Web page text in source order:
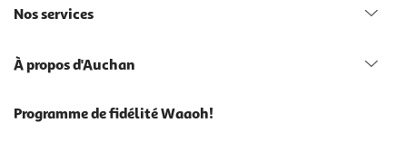
Nos services
À propos d'Auchan
Programme de fidélité Waaoh!